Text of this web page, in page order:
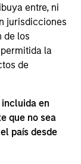
entre, ni
jurisdicciones
de los
la
de
en
que no sea
país desde
informational
that